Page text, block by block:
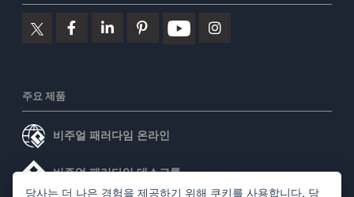
주요 제품
비주얼 패러다임 온라인
비주얼 패러다임 데스크톱
당사는 더 나은 경험을 제공하기 위해 쿠키를 사용합니다. 당